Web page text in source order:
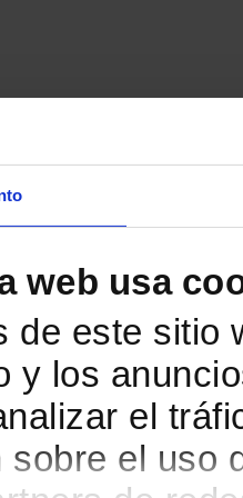
web usa
de este sitio
y los
el
sobre el uso